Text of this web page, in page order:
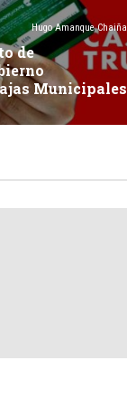
Hugo Amanque Chaiña
de
Municipales